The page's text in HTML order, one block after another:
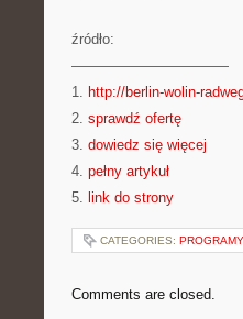
źródło:
———————————
1. http://berlin-wolin-
2. sprawdź ofertę
3. dowiedz się więcej
4. pełny artykuł
5. link do strony
CATEGORIES:
Comments are closed.